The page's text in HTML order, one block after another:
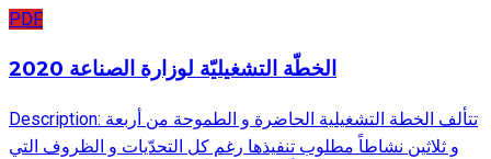
PDF
الخطّة التشغيليّة لوزارة الصناعة 2020
Description: تتألف الخطة التشغيلية الحاضرة و الطموحة من أربعة
و ثلاثين نشاطاً مطلوب تنفيذها رغم كل التحدّيات و الظروف التي